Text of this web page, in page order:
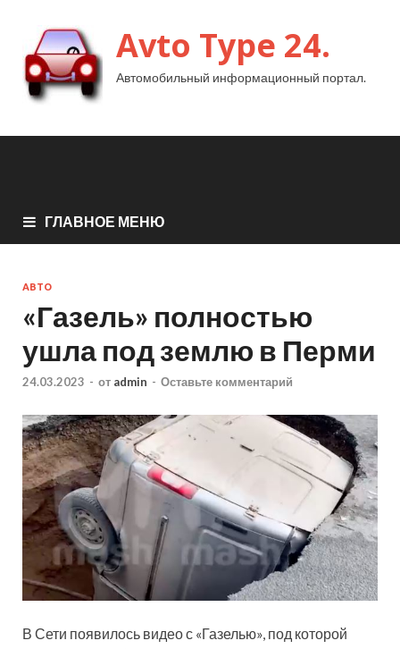
Avto Type 24.
Автомобильный информационный портал.
ГЛАВНОЕ МЕНЮ
АВТО
«Газель» полностью
ушла под землю в Перми
24.03.2023 - от admin - Оставьте комментарий
В Сети появилось видео с «Газелью», под которой